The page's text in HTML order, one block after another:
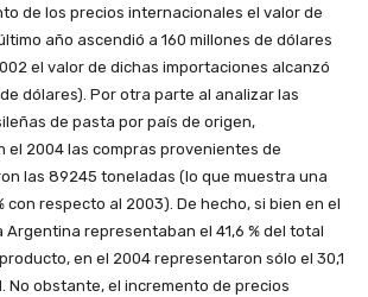
de los precios internacionales el valor de
año ascendió a 160 millones de dólares
el valor de dichas importaciones alcanzó
dólares). Por otra parte al analizar las
de pasta por país de origen,
el 2004 las compras provenientes de
las 89245 toneladas (lo que muestra una
con respecto al 2003). De hecho, si bien en el
Argentina representaban el 41,6 % del total
en el 2004 representaron sólo el 30,1
No obstante, el incremento de precios